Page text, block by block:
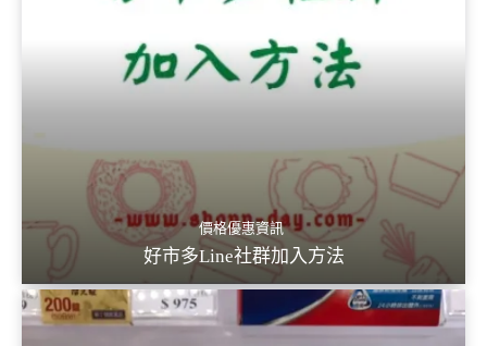
價格優惠資訊
好市多Line社群加入方法